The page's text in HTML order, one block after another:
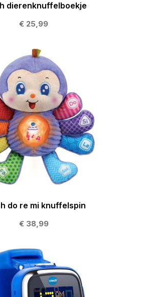
dierenknuffelboekje
€ 25,99
do re mi knuffelspin
€ 38,99